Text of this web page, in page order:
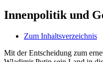
Innenpolitik und
Zum Inhaltsverzeichnis
Mit der Entscheidung zum